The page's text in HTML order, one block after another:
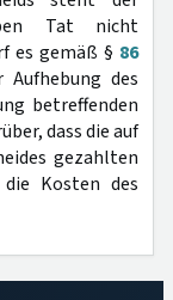
Tat nicht
es gemäß § 86
des
betreffenden
dass die auf
gezahlten
Kosten des